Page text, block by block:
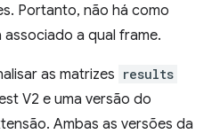
Portanto, não há como
a qual frame.
as matrizes results
V2 e uma versão do
Ambas as versões da